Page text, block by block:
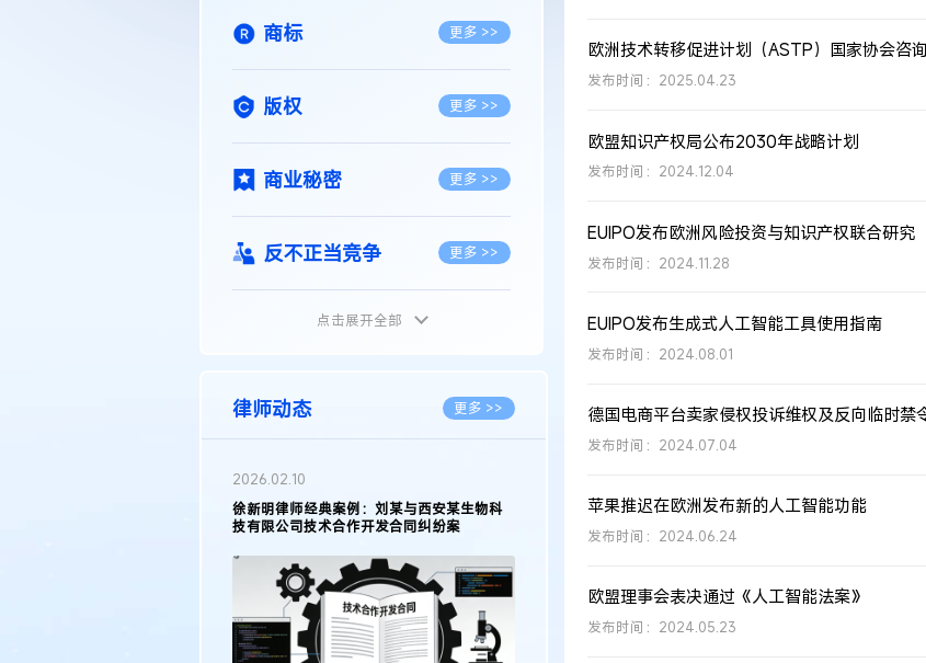
商标 更多 >>
版权 更多 >>
商业秘密 更多 >>
反不正当竞争 更多 >>
植物新品种
地理标志 更多 >>
集成电路布图设计
传统文化 更多 >>
点击展开全部
律师动态 更多 >>
2026.02.10
徐新明律师经典案例：刘某与西安某生物科
技有限公司技术合作开发合同纠纷案
发布时间：2025.04.23
​​欧盟知识产权局公布2030年战略计划
发布时间：2024.12.04
EUIPO发布欧洲风险投资与知识产权联合研究
发布时间：2024.11.28
EUIPO发布生成式人工智能工具使用指南
发布时间：2024.08.01
德国电商平台卖家侵权投诉维权及反向临时禁
发布时间：2024.07.04
苹果推迟在欧洲发布新的人工智能功能
发布时间：2024.06.24
欧盟理事会表决通过《人工智能法案》
发布时间：2024.05.23